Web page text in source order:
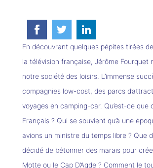
Partager
sur
Partager
sur
Partager
sur
En découvrant quelques pépites tirées
la télévision française, Jérôme Fourquet
notre société des loisirs. L’immense
compagnies low-cost, des parcs
voyages en camping-car. Qu’est-ce que
Français ? Qui se souvient qu’à une
avions un ministre du temps libre ? Que
décidé de bétonner des marais pour
Motte ou le Cap D’Agde ? Comment le